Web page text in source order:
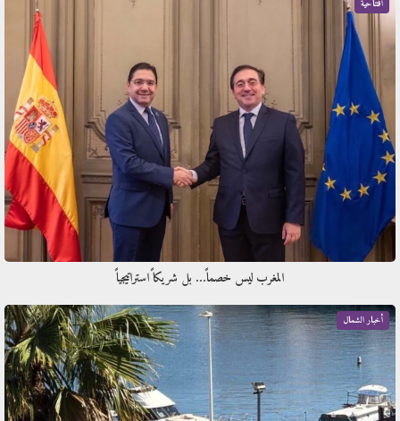
افتتاحية
المغرب ليس خصماً… بل شريكاً استراتيجياً
أخبار الشمال